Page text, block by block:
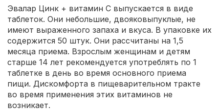
Эвалар Цинк + витамин С выпускается в виде
таблеток. Они небольшие, двояковыпуклые, не
имеют выраженного запаха и вкуса. В упаковке их
содержится 50 штук. Они рассчитаны на 1,5
месяца приема. Взрослым женщинам и детям
старше 14 лет рекомендуется употреблять по 1
таблетке в день во время основного приема
пищи. Дискомфорта в пищеварительном тракте
во время применения этих витаминов не
возникает.